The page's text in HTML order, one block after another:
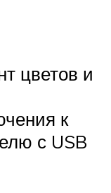
цветов и
к
с USB